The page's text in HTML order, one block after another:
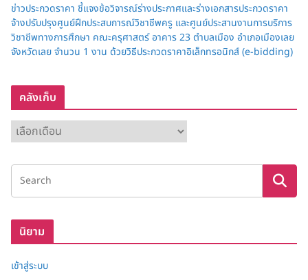
ข่าวประกวดราคา ชี้แจงข้อวิจารณ์ร่างประกาศและร่างเอกสารประกวดราคา
จ้างปรับปรุงศูนย์ฝึกประสบการณ์วิชาชีพครู และศูนย์ประสานงานการบริการ
วิชาชีพทางการศึกษา คณะครุศาสตร์ อาคาร 23 ตำบลเมือง อำเภอเมืองเลย
จังหวัดเลย จำนวน 1 งาน ด้วยวิธีประกวดราคาอิเล็กทรอนิกส์ (e-bidding)
คลังเก็บ
ลั
ง
ก็
นิยาม
เข้าสู่ระบบ